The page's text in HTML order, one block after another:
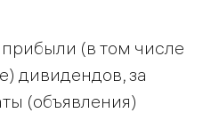
(в том числе
дивидендов, за
(объявления)